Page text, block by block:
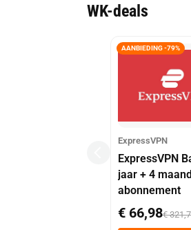
WK-deals
AANBIEDING -79%
ExpressVPN
ExpressVPN
jaar + 4
abonnement
€ 66,98€